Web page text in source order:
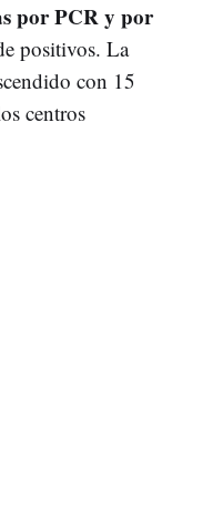
por PCR y por
positivos. La
con 15
centros